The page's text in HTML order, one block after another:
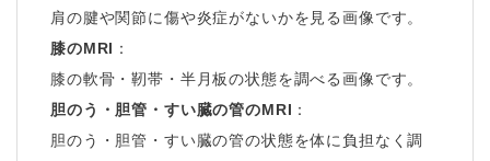
肩の腱や関節に傷や炎症がないかを見る画像です。
膝のMRI ：
膝の軟骨・靭帯・半月板の状態を調べる画像です。
胆のう・胆管・すい臓の管のMRI ：
胆のう・胆管・すい臓の管の状態を体に負担なく調